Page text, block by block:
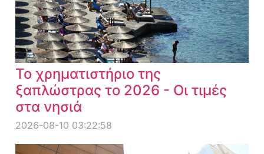
Το χρηματιστήριο της
ξαπλώστρας το 2026 - Οι τιμές
στα νησιά
2026-08-10 03:22:58